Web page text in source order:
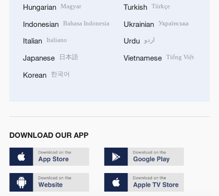
Hungarian Magyar
Indonesian Bahasa Indonesia
Italian Italiano
Japanese 日本語
Korean 한국어
Turkish Türkçe
Ukrainian Українська
Urdu اردو
Vietnamese Tiếng Việt
DOWNLOAD OUR APP